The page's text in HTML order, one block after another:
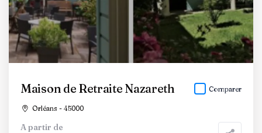
Maison de Retraite Nazareth
Orléans - 45000
Comparer
A partir de